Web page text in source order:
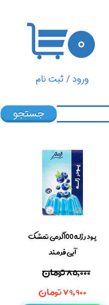
ورود/ ثبت نام
۰
جستجو
پودر ژله 100گرمی تمشک
آبی فرمند
۸۵,۰۰۰ تومان
۷۹,۹۰۰ تومان